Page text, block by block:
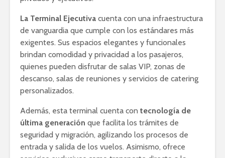
La Terminal Ejecutiva cuenta con una infraestructura
de vanguardia que cumple con los estándares más
exigentes. Sus espacios elegantes y funcionales
brindan comodidad y privacidad a los pasajeros,
quienes pueden disfrutar de salas VIP, zonas de
descanso, salas de reuniones y servicios de catering
personalizados.
Además, esta terminal cuenta con tecnología de
última generación que facilita los trámites de
seguridad y migración, agilizando los procesos de
entrada y salida de los vuelos. Asimismo, ofrece